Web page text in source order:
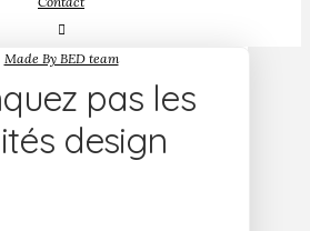
Made By BED team
pas les
design